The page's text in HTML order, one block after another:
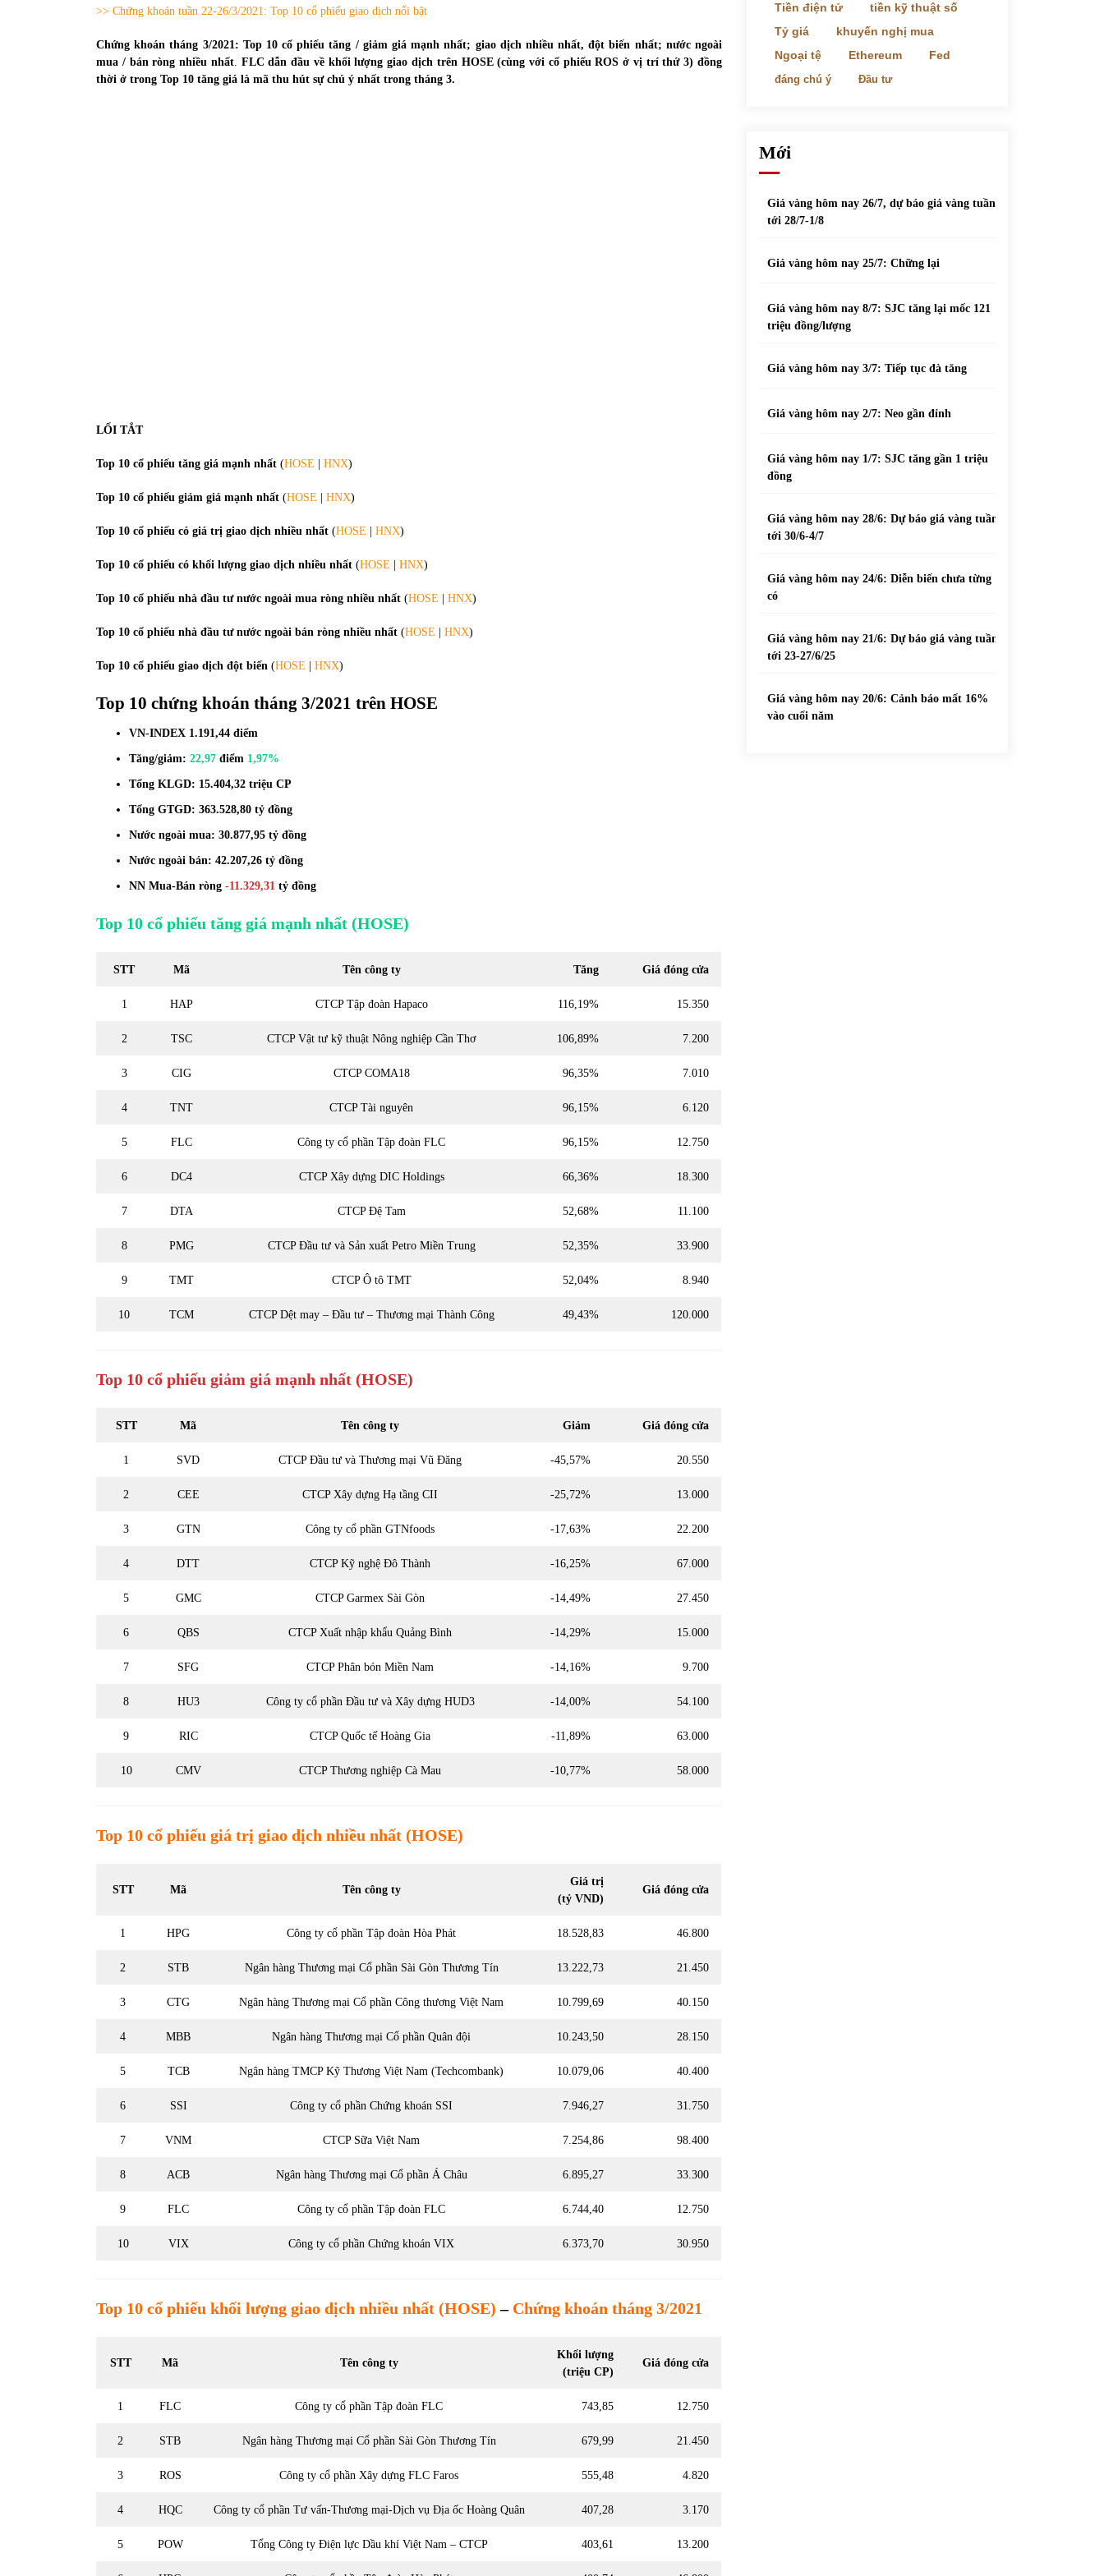
31/05/2022
phiếu nổi bật
Phân tích giá tiền điện tử sau ngày thị
trường lập kỷ lục vốn hóa
Chứng khoán ngày 12/10/2021: Top 10 cổ
13/10/2021
>> Chứng khoán tuần 22-26/3/2021: Top 10 cổ phiếu giao dịch nổi bật
Chứng khoán tháng 3/2021: Top 10 cổ phiếu tăng / giảm giá mạnh nhất; giao dịch nhiều nhất, đột biến nhất; nước ngoài
mua / bán ròng nhiều nhất. FLC dẫn đầu về khối lượng giao dịch trên HOSE (cùng với cổ phiếu ROS ở vị trí thứ 3) đồng
thời ở trong Top 10 tăng giá là mã thu hút sự chú ý nhất trong tháng 3.
LỐI TẮT
Top 10 cổ phiếu tăng giá mạnh nhất (HOSE HNX)
Top 10 cổ phiếu giảm giá mạnh nhất (HOSE HNX)
Top 10 cổ phiếu có giá trị giao dịch nhiều nhất (HOSE HNX)
Top 10 cổ phiếu có khối lượng giao dịch nhiều nhất (HOSE HNX)
Top 10 cổ phiếu nhà đầu tư nước ngoài mua ròng nhiều nhất (HOSE HNX)
Top 10 cổ phiếu nhà đầu tư nước ngoài bán ròng nhiều nhất (HOSE HNX)
Top 10 cổ phiếu giao dịch đột biến (HOSE HNX)
Top 10 chứng khoán tháng 3/2021 trên HOSE
VN-INDEX 1.191,44 điểm
Tăng/giảm: 22,97 điểm 1,97%
Tổng KLGD: 15.404,32 triệu CP
Tổng GTGD: 363.528,80 tỷ đồng
Nước ngoài mua: 30.877,95 tỷ đồng
Nước ngoài bán: 42.207,26 tỷ đồng
NN Mua-Bán ròng -11.329,31 tỷ đồng
Top 10 cổ phiếu tăng giá mạnh nhất (HOSE)
STT Mã Tên công ty Tăng Giá đóng cửa
1 HAP CTCP Tập đoàn Hapaco 116,19% 15.350
2 TSC CTCP Vật tư kỹ thuật Nông nghiệp Cần Thơ 106,89% 7.200
3 CIG CTCP COMA18 96,35% 7.010
4 TNT CTCP Tài nguyên 96,15% 6.120
5 FLC Công ty cổ phần Tập đoàn FLC 96,15% 12.750
6 DC4 CTCP Xây dựng DIC Holdings 66,36% 18.300
7 DTA CTCP Đệ Tam 52,68% 11.100
8 PMG CTCP Đầu tư và Sản xuất Petro Miền Trung 52,35% 33.900
9 TMT CTCP Ô tô TMT 52,04% 8.940
10 TCM CTCP Dệt may – Đầu tư – Thương mại Thành Công 49,43% 120.000
Top 10 cổ phiếu giảm giá mạnh nhất (HOSE)
STT Mã Tên công ty Giảm Giá đóng cửa
1 SVD CTCP Đầu tư và Thương mại Vũ Đăng -45,57% 20.550
2 CEE CTCP Xây dựng Hạ tầng CII -25,72% 13.000
3 GTN Công ty cổ phần GTNfoods -17,63% 22.200
4 DTT CTCP Kỹ nghệ Đô Thành -16,25% 67.000
5 GMC CTCP Garmex Sài Gòn -14,49% 27.450
6 QBS CTCP Xuất nhập khẩu Quảng Bình -14,29% 15.000
7 SFG CTCP Phân bón Miền Nam -14,16% 9.700
8 HU3 Công ty cổ phần Đầu tư và Xây dựng HUD3 -14,00% 54.100
9 RIC CTCP Quốc tế Hoàng Gia -11,89% 63.000
10 CMV CTCP Thương nghiệp Cà Mau -10,77% 58.000
Top 10 cổ phiếu giá trị giao dịch nhiều nhất (HOSE)
STT Mã Tên công ty
Giá trị
(tỷ VND)
Giá đóng cửa
1 HPG Công ty cổ phần Tập đoàn Hòa Phát 18.528,83 46.800
2 STB Ngân hàng Thương mại Cổ phần Sài Gòn Thương Tín 13.222,73 21.450
3 CTG Ngân hàng Thương mại Cổ phần Công thương Việt Nam 10.799,69 40.150
4 MBB Ngân hàng Thương mại Cổ phần Quân đội 10.243,50 28.150
5 TCB Ngân hàng TMCP Kỹ Thương Việt Nam (Techcombank) 10.079,06 40.400
6 SSI Công ty cổ phần Chứng khoán SSI 7.946,27 31.750
7 VNM CTCP Sữa Việt Nam 7.254,86 98.400
8 ACB Ngân hàng Thương mại Cổ phần Á Châu 6.895,27 33.300
9 FLC Công ty cổ phần Tập đoàn FLC 6.744,40 12.750
10 VIX Công ty cổ phần Chứng khoán VIX 6.373,70 30.950
Top 10 cổ phiếu khối lượng giao dịch nhiều nhất (HOSE) – Chứng khoán tháng 3/2021
STT Mã Tên công ty
Khối lượng
(triệu CP)
Giá đóng cửa
1 FLC Công ty cổ phần Tập đoàn FLC 743,85 12.750
2 STB Ngân hàng Thương mại Cổ phần Sài Gòn Thương Tín 679,99 21.450
3 ROS Công ty cổ phần Xây dựng FLC Faros 555,48 4.820
4 HQC Công ty cổ phần Tư vấn-Thương mại-Dịch vụ Địa ốc Hoàng Quân 407,28 3.170
5 POW Tổng Công ty Điện lực Dầu khí Việt Nam – CTCP 403,61 13.200
Tiền điện tử
tiền kỹ thuật số
Tỷ giá
khuyến nghị mua
Ngoại tệ
Ethereum
Fed
đáng chú ý
Đầu tư
Mới
Giá vàng hôm nay 26/7, dự báo giá vàng tuần
tới 28/7-1/8
Giá vàng hôm nay 25/7: Chững lại
Giá vàng hôm nay 8/7: SJC tăng lại mốc 121
triệu đồng/lượng
Giá vàng hôm nay 3/7: Tiếp tục đà tăng
Giá vàng hôm nay 2/7: Neo gần đỉnh
Giá vàng hôm nay 1/7: SJC tăng gần 1 triệu
đồng
Giá vàng hôm nay 28/6: Dự báo giá vàng tuần
tới 30/6-4/7
Giá vàng hôm nay 24/6: Diễn biến chưa từng
có
Giá vàng hôm nay 21/6: Dự báo giá vàng tuần
tới 23-27/6/25
Giá vàng hôm nay 20/6: Cảnh báo mất 16%
vào cuối năm